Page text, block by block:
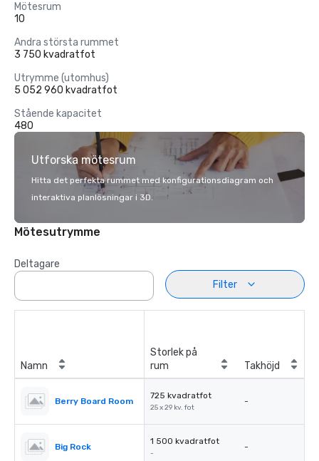
Mötesrum
10
Andra största rummet
3 750 kvadratfot
Utrymme (utomhus)
5 052 960 kvadratfot
Stående kapacitet
480
Utforska mötesrum
Hitta det perfekta rummet med konfigurationsdiagram och
interaktiva planlösningar i 3D.
Mötesutrymme
Deltagare
Filter
Namn
Storlek på
rum
Takhöjd
Berry Board Room
725 kvadratfot
25 x 29 kv. fot
-
Big Rock
1 500 kvadratfot
-
-